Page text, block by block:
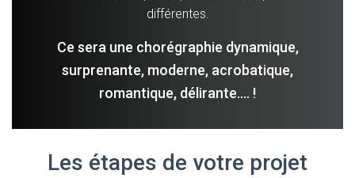
différentes.
Ce sera une chorégraphie dynamique,
surprenante, moderne, acrobatique,
romantique, délirante…. !
Les étapes de votre projet